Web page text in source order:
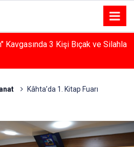
Kavgasında 3 Kişi Bıçak ve Silahla
Kâhta’da 1. Kitap Fuarı